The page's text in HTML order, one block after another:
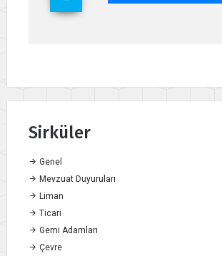
Sirküler
Genel
Mevzuat Duyuruları
Liman
Ticari
Gemi Adamları
Çevre